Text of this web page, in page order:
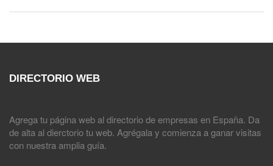
DIRECTORIO WEB
Agrega tu página web al directorio de empresas en España. Da
de alta al dierctorio tu web. Agrégala y comienza a ganar visitas
con nuestra amplia guía.